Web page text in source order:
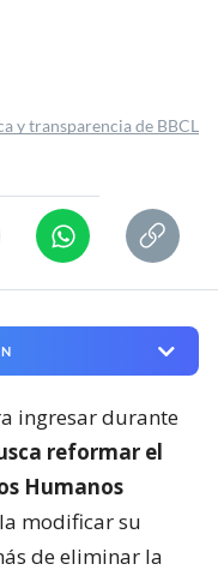
y transparencia de BBCL
ingresar durante
reformar el
Humanos
modificar su
de eliminar la